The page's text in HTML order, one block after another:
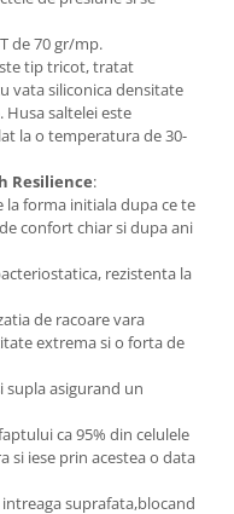
de 70 gr/mp.
tip tricot, tratat
vata siliconica densitate
saltelei este
la o temperatura de 30-
Resilience:
la forma initiala dupa ce te
confort chiar si dupa ani
rezistenta la
de racoare vara
extrema si o forta de
supla asigurand un
ca 95% din celulele
si iese prin acestea o data
suprafata,blocand